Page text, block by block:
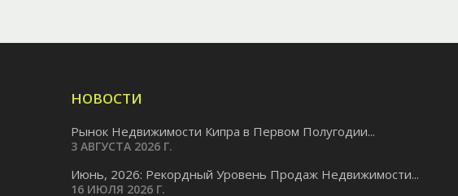
НОВОСТИ
Рынок Недвижимости Кипра в Первом Полугодии...
3 АВГУСТА 2026 Г.
Июнь, 2026: Рекордный Уровень Продаж Недвижимости...
16 ИЮЛЯ 2026 Г.